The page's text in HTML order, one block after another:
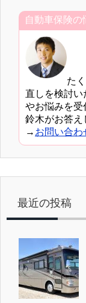
自動車保険の
た
直しを検討い
やお悩みを受
鈴木がお答え
→ お問い合わ
最近の投稿